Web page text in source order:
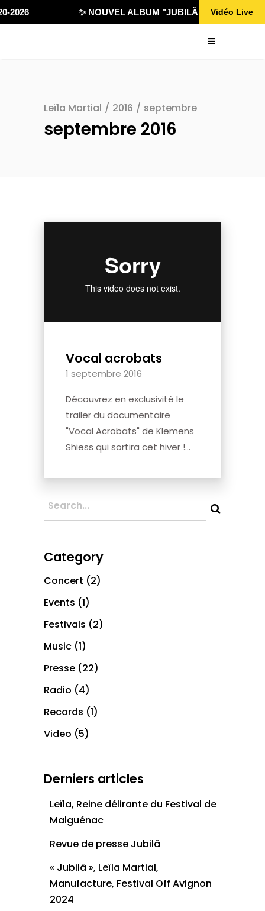
2026 ✨ NOUVEL ALBUM "JUBILÄ 432"Vidéo Live
Leïla Martial / 2016 / septembre
septembre 2016
Vocal acrobats
1 septembre 2016
Découvrez en exclusivité le
trailer du documentaire
"Vocal Acrobats" de Klemens
Shiess qui sortira cet hiver !...
Category
Concert (2)
Events (1)
Festivals (2)
Music (1)
Presse (22)
Radio (4)
Records (1)
Video (5)
Derniers articles
Leïla, Reine délirante du Festival de
Malguénac
Revue de presse Jubilä
« Jubilä », Leïla Martial,
Manufacture, Festival Off Avignon
2024